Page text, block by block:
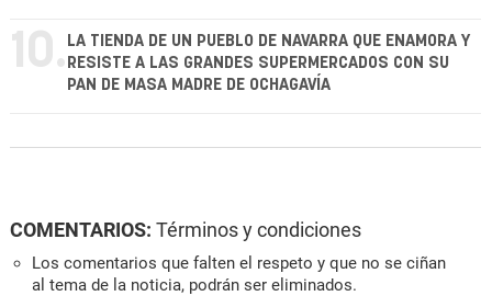
10. LA TIENDA DE UN PUEBLO DE NAVARRA QUE ENAMORA Y
RESISTE A LAS GRANDES SUPERMERCADOS CON SU
PAN DE MASA MADRE DE OCHAGAVÍA
COMENTARIOS: Términos y condiciones
Los comentarios que falten el respeto y que no se ciñan
al tema de la noticia, podrán ser eliminados.